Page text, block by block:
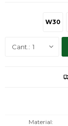
W30
1
Material